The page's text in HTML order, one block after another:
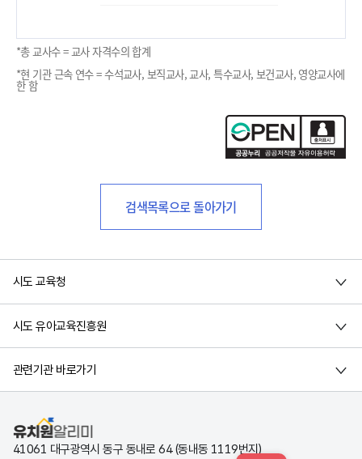
*총 교사수 = 교사 자격수의 합계
*현 기관 근속 연수 = 수석교사, 보직교사, 교사, 특수교사, 보건교사, 영양교사에
한 함
검색목록으로 돌아가기
시도 교육청
시도 유아교육진흥원
관련기관 바로가기
유치원알리미
41061 대구광역시 동구 동내로 64 (동내동 1119번지)